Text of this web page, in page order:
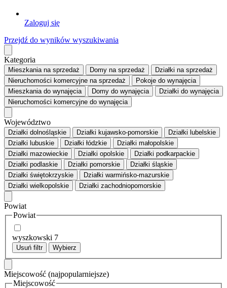
Zaloguj się
Przejdź do wyników wyszukiwania
Kategoria
Mieszkaniana sprzedaż Domy na sprzedaż Działki na sprzedaż
Nieruchomości komercyjne na sprzedaż Pokoje do wynajęcia
Mieszkaniado wynajęcia Domy do wynajęcia Działki do wynajęcia
Nieruchomości komercyjne do wynajęcia
Województwo
Działki dolnośląskie Działki kujawsko-pomorskie
Działki lubelskie
Działki lubuskie
Działki łódzkie
Działki małopolskie
Działki mazowieckie
Działki opolskie
Działki podkarpackie
Działki podlaskie
Działki pomorskie
Działki śląskie
Działki świętokrzyskie
Działki warmińsko-mazurskie
Działki wielkopolskie
Działki zachodniopomorskie
Powiat
Powiat
wyszkowski 7
Usuń filtr Wybierz
Miejscowość (najpopularniejsze)
Miejscowość